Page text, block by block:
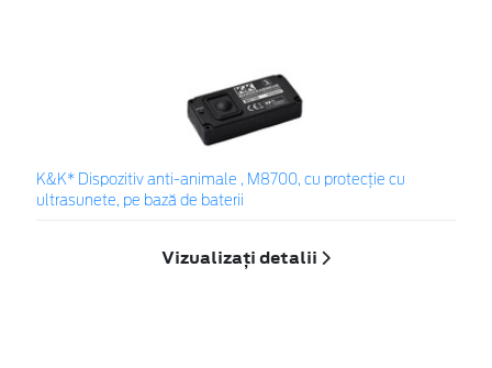
K&K* Dispozitiv anti-animale , M8700, cu protecție cu
ultrasunete, pe bază de baterii
Vizualizați detalii